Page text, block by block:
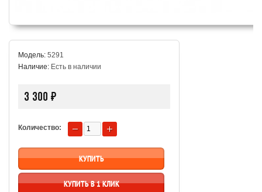
Модель: 5291
Наличие: Есть в наличии
3 300 ₽
Количество:
КУПИТЬ В 1 КЛИК